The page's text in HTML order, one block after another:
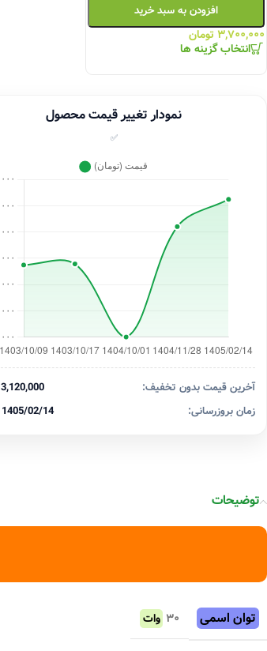
افزودن به سبد خرید
۳,۷۰۰,۰۰۰ تومان
انتخاب گزینه ها
نمودار تغییر قیمت محصول
✅
آخرین قیمت بدون تخفیف:
3,120,000 تومان
زمان بروزرسانی:
1405/02/14 19:44
توضیحات
توان اسمی ۳۰ وات